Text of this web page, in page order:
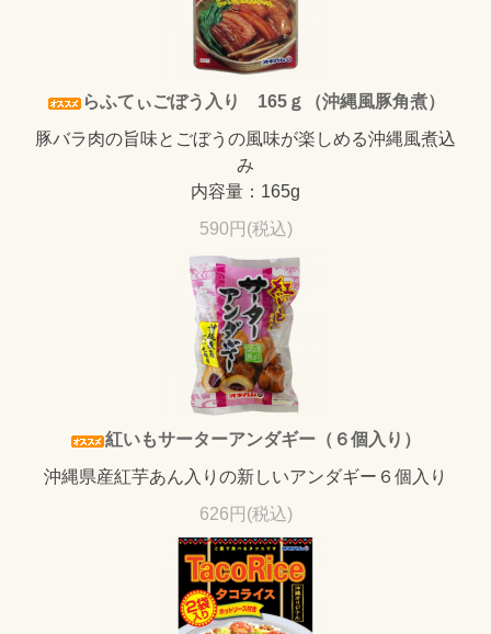
らふてぃごぼう入り 165ｇ（沖縄風豚角煮）
豚バラ肉の旨味とごぼうの風味が楽しめる沖縄風煮込
み
内容量：165g
590円(税込)
紅いもサーターアンダギー（６個入り）
沖縄県産紅芋あん入りの新しいアンダギー６個入り
626円(税込)